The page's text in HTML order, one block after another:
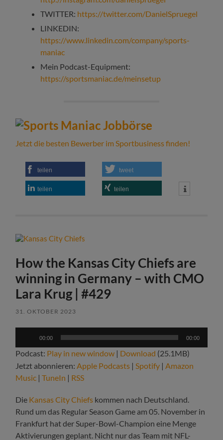
TWITTER: https://twitter.com/DanielSpruegel
LINKEDIN:
https://www.linkedin.com/company/sports-
maniac
Mein Podcast-Equipment:
https://sportsmaniac.de/meinsetup
Jetzt die besten Bewerber im Sportbusiness finden!
teilen tweet
teilen teilen
How the Kansas City Chiefs are
winning in Germany – with CMO
Lara Krug | #429
31. OKTOBER 2023
00:00 00:00
Podcast: Play in new window | Download (25.1MB)
Jetzt abonnieren:Apple Podcasts |Spotify |Amazon
Music |TuneIn | RSS
Die Kansas City Chiefs kommen nach Deutschland.
Rund um das Regular Season Game am 05. November in
Frankfurt hat der Super-Bowl-Champion eine Menge
Aktivierungen geplant. Nicht nur das Team mit NFL-